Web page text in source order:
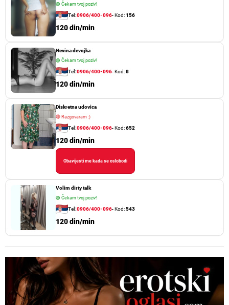
🟢 Čekam tvoj poziv!
Tel:0906/400-096- Kod:156
120 din/min
Nevina devojka
🟢 Čekam tvoj poziv!
Tel:0906/400-096- Kod:8
120 din/min
Diskretna udovica
🔴Razgovaram :)
Tel:0906/400-096- Kod:652
120 din/min
Obavijesti me kada se oslobodi
Volim dirty talk
🟢 Čekam tvoj poziv!
Tel:0906/400-096- Kod:543
120 din/min